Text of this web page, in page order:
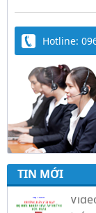
Hotline:
TIN MỚI
Hiệu
ĐK2200